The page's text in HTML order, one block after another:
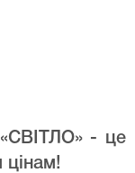
- це
цінам!